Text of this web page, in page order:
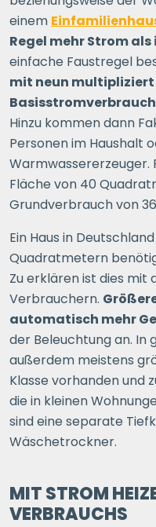
einem
Regel mehr Strom
einfache Faustregel
mit neun multipliziert
Basisstromverbrauch
Hinzu kommen dann
Personen im Haushalt
Warmwassererzeuger.
Fläche von 40
Grundverbrauch von
Ein Haus in
Quadratmetern
Zu erklären ist dies mit
Verbrauchern.
automatisch mehr
der Beleuchtung an. In
außerdem meistens
Klasse vorhanden und
die in kleinen
sind eine separate
Wäschetrockner.
MIT STROM
VERBRAUCHS